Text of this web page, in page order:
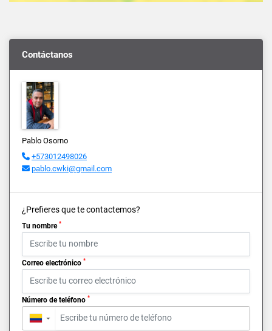
Contáctanos
Pablo Osorno
+573012498026
pablo.cwki@gmail.com
¿Prefieres que te contactemos?
Tu nombre *
Correo electrónico *
Número de teléfono *
▼